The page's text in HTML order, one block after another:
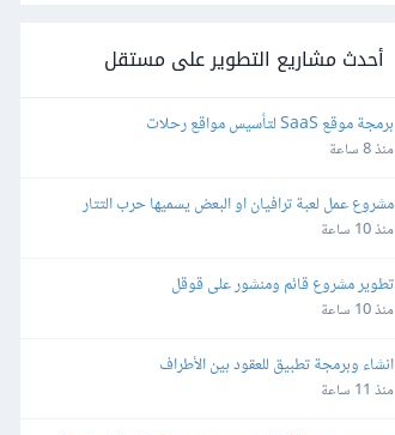
أحدث مشاريع التطوير على مستقل
برمجة موقع SaaS لتأسيس مواقع رحلات
منذ 8 ساعة
مشروع عمل لعبة ترافيان او البعض يسميها حرب التتار
منذ 10 ساعة
تطوير مشروع قائم ومنشور على قوقل
منذ 10 ساعة
انشاء وبرمجة تطبيق للعقود بين الأطراف
منذ 11 ساعة